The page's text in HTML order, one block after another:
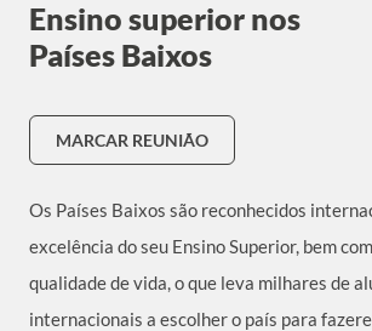
Ensino superior nos
Países Baixos
MARCAR REUNIÃO
Os Países Baixos são reconhecidos
excelência do seu Ensino Superior, bem
qualidade de vida, o que leva milhares de
internacionais a escolher o país para